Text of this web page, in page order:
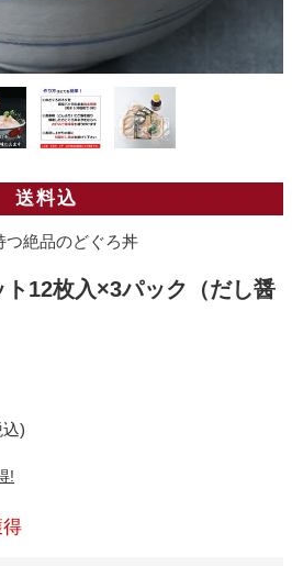
送料込
つ絶品のどぐろ丼
12枚入×3パック（だし醤
!
得